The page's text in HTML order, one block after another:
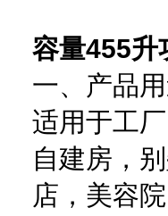
容量455升
一、产品
适用于工
自建房 ，
店，美容